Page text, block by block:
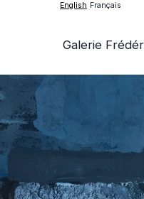
English Français
Galerie